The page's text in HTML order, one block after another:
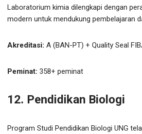
Laboratorium kimia dilengkapi dengan
modern untuk mendukung pembelajaran
Akreditasi: A (BAN-PT) + Quality Seal
Peminat: 358+ peminat
12. Pendidikan Biologi
Program Studi Pendidikan Biologi UNG